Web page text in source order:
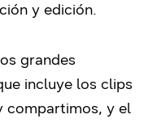
y edición.
grandes
incluye los clips
compartimos, y el